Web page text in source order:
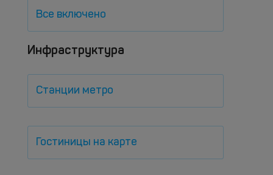
Все включено
Инфраструктура
Станции метро
Гостиницы на карте